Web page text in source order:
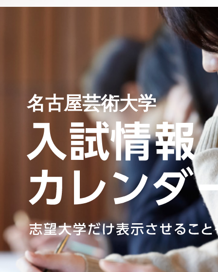
名古屋芸術大学